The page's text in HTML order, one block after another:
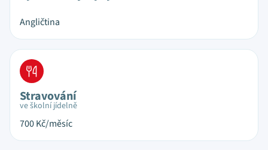
Angličtina
Stravování
ve školní jídelně
700Kč/měsíc